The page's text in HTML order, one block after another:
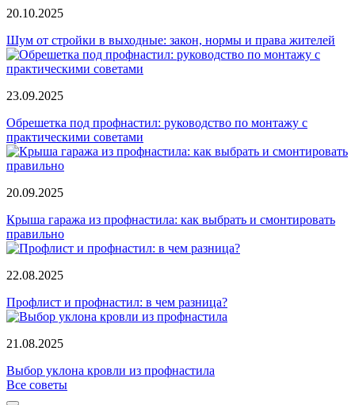
20.10.2025
Шум от стройки в выходные: закон, нормы и права жителей
23.09.2025
Обрешетка под профнастил: руководство по монтажу с
практическими советами
20.09.2025
Крыша гаража из профнастила: как выбрать и смонтировать
правильно
22.08.2025
Профлист и профнастил: в чем разница?
21.08.2025
Выбор уклона кровли из профнастила
Все советы